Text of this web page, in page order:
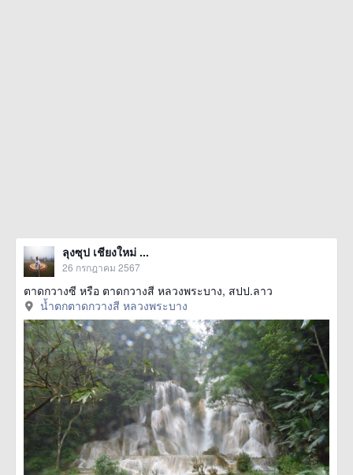
ลุงซุป เชียงใหม่ ...
26 กรกฎาคม 2567
ตาดกวางซี หรือ ตาดกวางสี หลวงพระบาง, สปป.ลาว
น้ำตกตาดกวางสี หลวงพระบาง